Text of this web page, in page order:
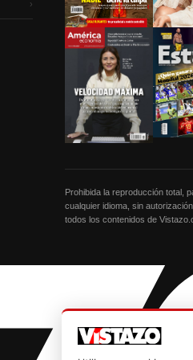
›
Prohibida la reproducción total,
cualquier idioma, sin
todos los contenidos de